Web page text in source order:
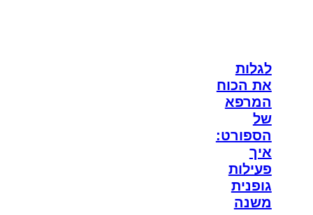
לגלות
את הכוח
המרפא
של
הספורט:
איך
פעילות
גופנית
משנה